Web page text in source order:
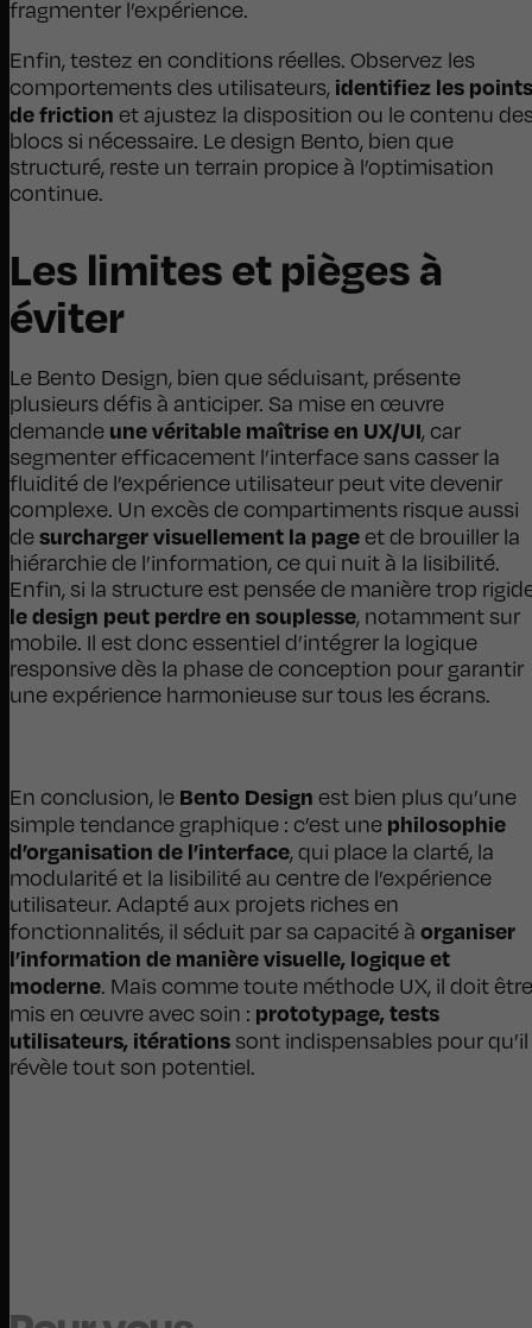
fragmenter l’expérience.
Enfin, testez en conditions réelles. Observez les
comportements des utilisateurs, identifiez les points
de friction et ajustez la disposition ou le contenu
blocs si nécessaire. Le design Bento, bien que
structuré, reste un terrain propice à l’optimisation
continue.
Les limites et pièges à
éviter
Le Bento Design, bien que séduisant, présente
plusieurs défis à anticiper. Sa mise en œuvre
demande une véritable maîtrise en UX/UI, car
segmenter efficacement l’interface sans casser la
fluidité de l’expérience utilisateur peut vite devenir
complexe. Un excès de compartiments risque aussi
desurcharger visuellement la pageet de brouiller la
hiérarchie de l’information, ce qui nuit à la lisibilité.
Enfin, si la structure est pensée de manière trop
le design peut perdre en souplesse, notamment sur
mobile. Il est donc essentiel d’intégrer la logique
responsive dès la phase de conception pour garantir
une expérience harmonieuse sur tous les écrans.
En conclusion, le Bento Design est bien plus qu’une
simple tendance graphique : c’est une philosophie
d’organisation de l’interface, qui place la clarté, la
modularité et la lisibilité au centre de l’expérience
utilisateur. Adapté aux projets riches en
fonctionnalités, il séduit par sa capacité à organiser
l’information de manière visuelle, logique et
moderne. Mais comme toute méthode UX, il doit être
mis en œuvre avec soin : prototypage, tests
utilisateurs, itérations sont indispensables pour qu’il
révèle tout son potentiel.